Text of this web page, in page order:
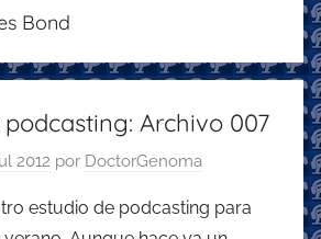
Bond
podcasting: Archivo 007
2012 por DoctorGenoma
estudio de podcasting para